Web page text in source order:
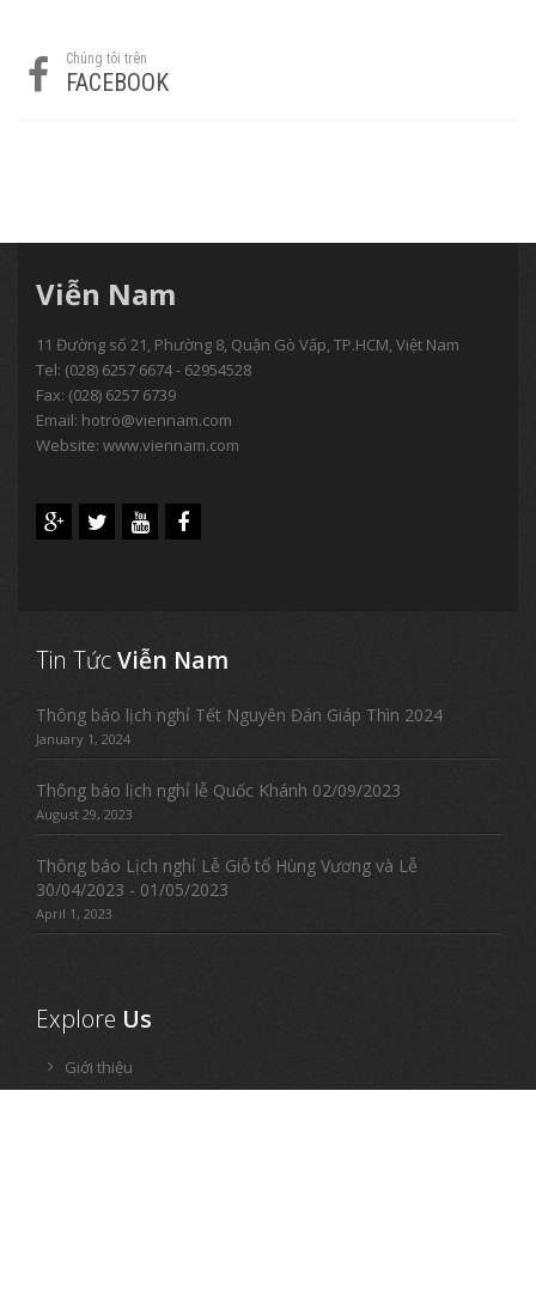
Chúng tôi trên
FACEBOOK
Viễn Nam
11 Đường số 21, Phường 8, Quận Gò Vấp, TP.HCM, Việt Nam
Tel: (028) 6257 6674 - 62954528
Fax: (028) 6257 6739
Email: hotro@viennam.com
Website: www.viennam.com
Tin TứcViễn Nam
Thông báo lịch nghỉ Tết Nguyên Đán Giáp Thìn 2024
January 1, 2024
Thông báo lịch nghỉ lễ Quốc Khánh 02/09/2023
August 29, 2023
Thông báo Lịch nghỉ Lễ Giỗ tổ Hùng Vương và Lễ
30/04/2023 - 01/05/2023
April 1, 2023
Explore Us
Giới thiệu
Tin tức